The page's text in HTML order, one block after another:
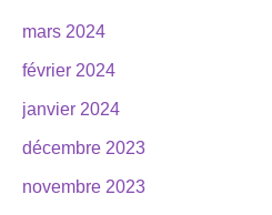
mars 2024
février 2024
janvier 2024
décembre 2023
novembre 2023